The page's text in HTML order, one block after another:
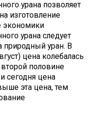
урана позволяет
изготовление
экономики
урана следует
уран. В
цена колебалась
половине
сегодня цена
эта цена, тем